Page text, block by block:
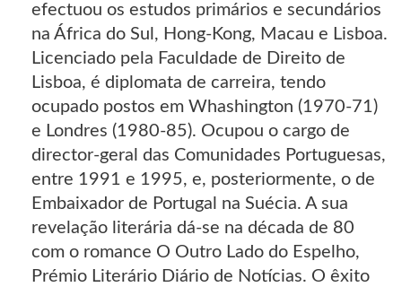
efectuou os estudos primários e secundários
na África do Sul, Hong-Kong, Macau e Lisboa.
Licenciado pela Faculdade de Direito de
Lisboa, é diplomata de carreira, tendo
ocupado postos em Whashington (1970-71)
e Londres (1980-85). Ocupou o cargo de
director-geral das Comunidades Portuguesas,
entre 1991 e 1995, e, posteriormente, o de
Embaixador de Portugal na Suécia. A sua
revelação literária dá-se na década de 80
com o romance O Outro Lado do Espelho,
Prémio Literário Diário de Notícias. O êxito